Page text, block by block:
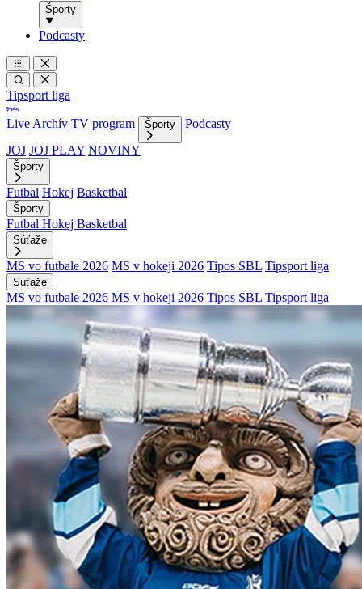
Športy
Podcasty
Tipsport liga
Live Archív TV program Športy
Podcasty
JOJ JOJ PLAY NOVINY
Športy
Futbal Hokej Basketbal
Športy
Futbal Hokej Basketbal
Súťaže
MS vo futbale 2026 MS v hokeji 2026 Tipos SBL Tipsport liga
Súťaže
MS vo futbale 2026 MS v hokeji 2026 Tipos SBL Tipsport liga